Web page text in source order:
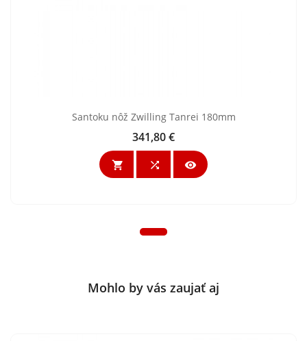
Santoku nôž Zwilling Tanrei 180mm
Cena
341,80 €
  
Mohlo by vás zaujať aj